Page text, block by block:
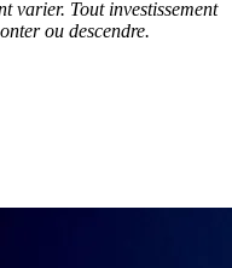
varier. Tout investissement
ou descendre.